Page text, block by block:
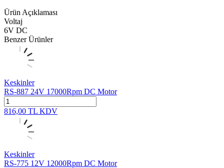
Ürün Açıklaması
Voltaj
6V DC
Benzer Ürünler
Keskinler
RS-887 24V 17000Rpm DC Motor
816,00 TL KDV
Keskinler
RS-775 12V 12000Rpm DC Motor